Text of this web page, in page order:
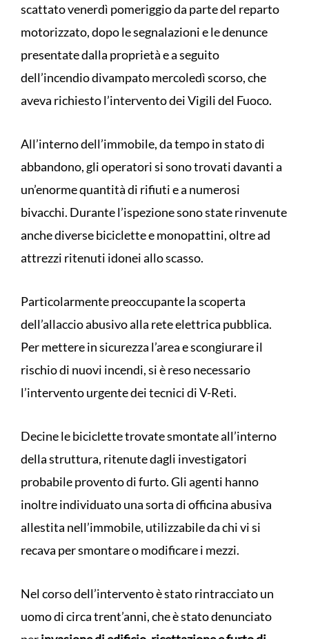
scattato venerdì pomeriggio da parte del reparto
motorizzato, dopo le segnalazioni e le denunce
presentate dalla proprietà e a seguito
dell’incendio divampato mercoledì scorso, che
aveva richiesto l’intervento dei Vigili del Fuoco.
All’interno dell’immobile, da tempo in stato di
abbandono, gli operatori si sono trovati davanti a
un’enorme quantità di rifiuti e a numerosi
bivacchi. Durante l’ispezione sono state rinvenute
anche diverse biciclette e monopattini, oltre ad
attrezzi ritenuti idonei allo scasso.
Particolarmente preoccupante la scoperta
dell’allaccio abusivo alla rete elettrica pubblica.
Per mettere in sicurezza l’area e scongiurare il
rischio di nuovi incendi, si è reso necessario
l’intervento urgente dei tecnici di V-Reti.
Decine le biciclette trovate smontate all’interno
della struttura, ritenute dagli investigatori
probabile provento di furto. Gli agenti hanno
inoltre individuato una sorta di officina abusiva
allestita nell’immobile, utilizzabile da chi vi si
recava per smontare o modificare i mezzi.
Nel corso dell’intervento è stato rintracciato un
uomo di circa trent’anni, che è stato denunciato